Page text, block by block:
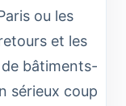
ou les
et les
bâtiments-
sérieux coup